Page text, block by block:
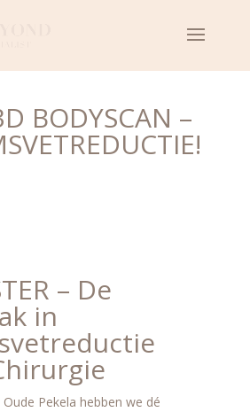
BODYSCAN –
– De
in
Pekela hebben we dé